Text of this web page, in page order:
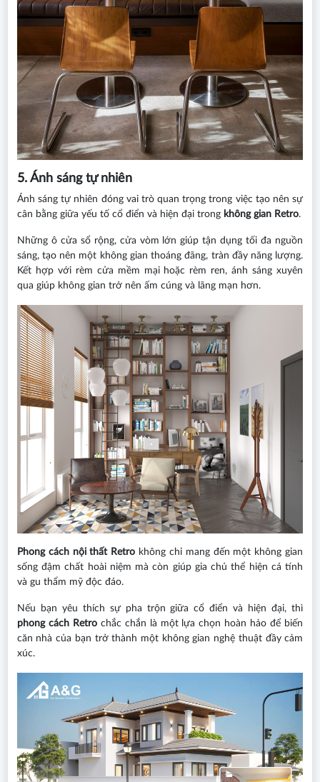
5. Ánh sáng tự nhiên
Ánh sáng tự nhiên đóng vai trò quan trọng trong việc tạo nên sự
cân bằng giữa yếu tố cổ điển và hiện đại trongkhông gian Retro.
Những ô cửa sổ rộng, cửa vòm lớn giúp tận dụng tối đa nguồn
sáng, tạo nên một không gian thoáng đãng, tràn đầy năng lượng.
Kết hợp với rèm cửa mềm mại hoặc rèm ren, ánh sáng xuyên
qua giúp không gian trở nên ấm cúng và lãng mạn hơn.
Phong cách nội thất Retro không chỉ mang đến một không gian
sống đậm chất hoài niệm mà còn giúp gia chủ thể hiện cá tính
và gu thẩm mỹ độc đáo.
Nếu bạn yêu thích sự pha trộn giữa cổ điển và hiện đại, thì
phong cách Retrochắc chắn là một lựa chọn hoàn hảo để biến
căn nhà của bạn trở thành một không gian nghệ thuật đầy cảm
xúc.